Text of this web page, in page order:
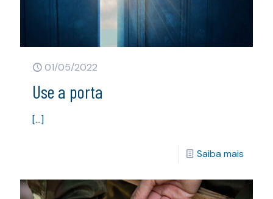
01/05/2022
Use a porta
[…]
Saiba mais